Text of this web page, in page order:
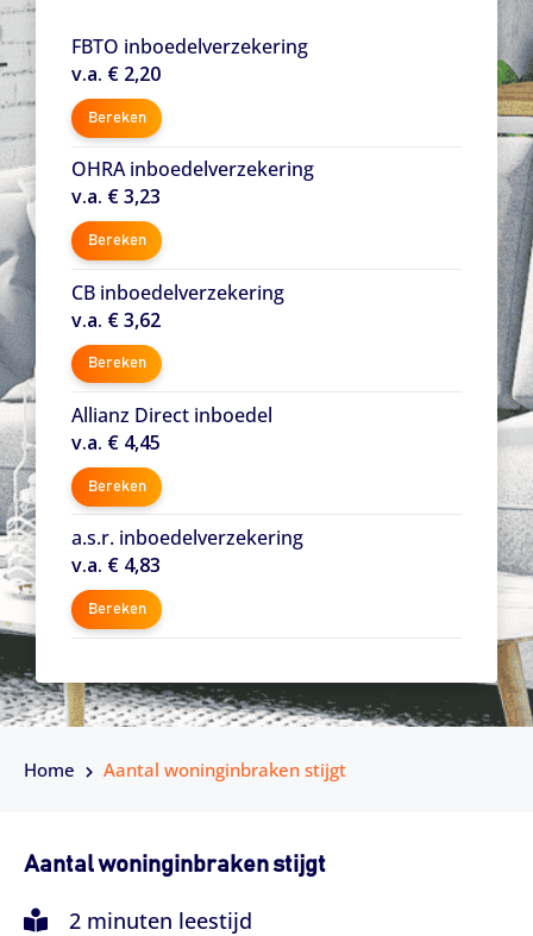
FBTO inboedelverzekering
v.a. € 2,20
Bereken
OHRA inboedelverzekering
v.a. € 3,23
Bereken
CB inboedelverzekering
v.a. € 3,62
Bereken
Allianz Direct inboedel
v.a. € 4,45
Bereken
a.s.r. inboedelverzekering
v.a. € 4,83
Bereken
Home Aantal woninginbraken stijgt
Aantal woninginbraken stijgt
2 minuten leestijd